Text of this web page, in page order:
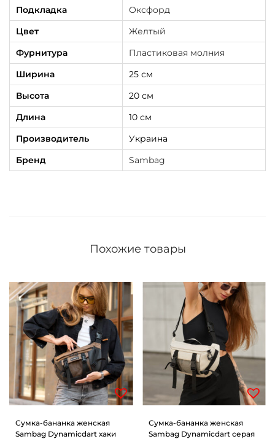
Подкладка
Оксфорд
Цвет
Желтый
Фурнитура
Пластиковая молния
Ширина
25 см
Высота
20 см
Длина
10 см
Производитель
Украина
Бренд
Sambag
Похожие товары
Сумка-бананка женская
Sambag Dynamicdart хаки
Сумка-бананка женская
Sambag Dynamicdart серая